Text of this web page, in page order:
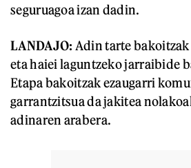
seguruagoa izan dadin.
LANDAJO: Adin tarte
eta haiei laguntzeko jarraibide
Etapa bakoitzak ezaugarri
garrantzitsua da jakitea
adinaren arabera.